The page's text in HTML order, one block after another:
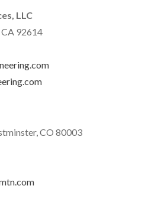
LLC
92614
CO 80003